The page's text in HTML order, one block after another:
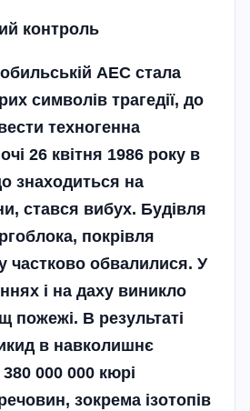
контроль
АЕС стала
символів трагедії, до
техногенна
26 квітня 1986 року в
знаходиться на
стався вибух. Будівля
покрівля
частково обвалилися. У
і на даху виникло
пожежі. В результаті
в навколишнє
000 000 кюрі
зокрема ізотопів